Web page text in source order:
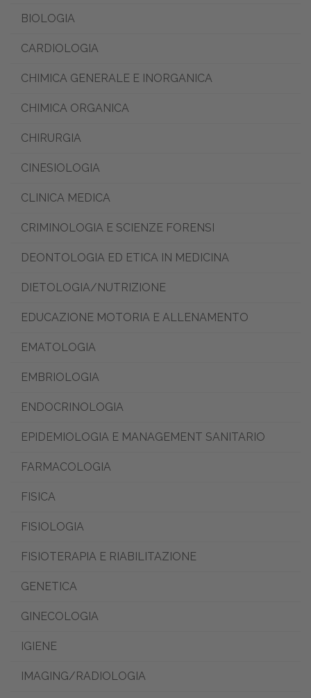
BIOLOGIA
CARDIOLOGIA
CHIMICA GENERALE E INORGANICA
CHIMICA ORGANICA
CHIRURGIA
CINESIOLOGIA
CLINICA MEDICA
CRIMINOLOGIA E SCIENZE FORENSI
DEONTOLOGIA ED ETICA IN MEDICINA
DIETOLOGIA/NUTRIZIONE
EDUCAZIONE MOTORIA E ALLENAMENTO
EMATOLOGIA
EMBRIOLOGIA
ENDOCRINOLOGIA
EPIDEMIOLOGIA E MANAGEMENT SANITARIO
FARMACOLOGIA
FISICA
FISIOLOGIA
FISIOTERAPIA E RIABILITAZIONE
GENETICA
GINECOLOGIA
IGIENE
IMAGING/RADIOLOGIA